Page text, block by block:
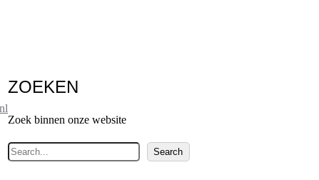
ZOEKEN
Zoek binnen onze website
Z
Search